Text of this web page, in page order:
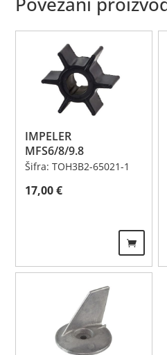
IMPELER
MFS6/8/9.8
Šifra: TOH3B2-65021-1
17,00€